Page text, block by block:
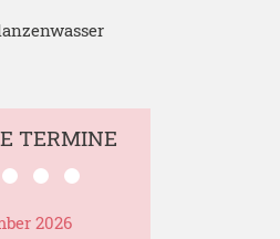
TERMINE
2026